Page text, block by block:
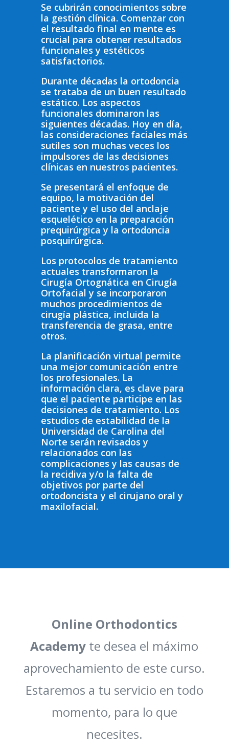
Se cubrirán conocimientos sobre
la gestión clínica. Comenzar con
el resultado final en mente es
crucial para obtener resultados
funcionales y estéticos
satisfactorios.
Durante décadas la ortodoncia
se trataba de un buen resultado
estático. Los aspectos
funcionales dominaron las
siguientes décadas. Hoy en día,
las consideraciones faciales más
sutiles son muchas veces los
impulsores de las decisiones
clínicas en nuestros pacientes.
Se presentará el enfoque de
equipo, la motivación del
paciente y el uso del anclaje
esquelético en la preparación
prequirúrgica y la ortodoncia
posquirúrgica.
Los protocolos de tratamiento
actuales transformaron la
Cirugía Ortognática en Cirugía
Ortofacial y se incorporaron
muchos procedimientos de
cirugía plástica, incluida la
transferencia de grasa, entre
otros.
La planificación virtual permite
una mejor comunicación entre
los profesionales. La
información clara, es clave para
que el paciente participe en las
decisiones de tratamiento. Los
estudios de estabilidad de la
Universidad de Carolina del
Norte serán revisados ​​y
relacionados con las
complicaciones y las causas de
la recidiva y/o la falta de
objetivos por parte del
ortodoncista y el cirujano oral y
maxilofacial.
Online Orthodontics
Academy te desea el máximo
aprovechamiento de este curso.
Estaremos a tu servicio en todo
momento, para lo que
necesites.